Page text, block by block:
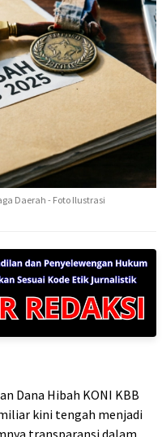
Daerah - Foto Ilustrasi
Dana Hibah KONI KBB
kini tengah menjadi